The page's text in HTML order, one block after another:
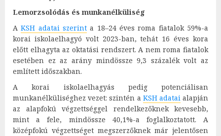
Lemorzsolódás és munkanélküliség
AKSH adatai szerint a 18–24 éves roma fiatalok 59%-a
korai iskolaelhagyó volt 2023-ban, tehát 16 éves kora
előtt elhagyta az oktatási rendszert. A nem roma fiatalok
esetében ez az arány mindössze 9,3 százalék volt az
említett időszakban.
A korai iskolaelhagyás pedig potenciálisan
munkanélküliséghez vezet: szintén a KSH adataialapján
az alapfokú végzettséggel rendelkezőknek kevesebb,
mint a fele, mindössze 40,1%-a foglalkoztatott. A
középfokú végzettséget megszerzőknek már jelentősen